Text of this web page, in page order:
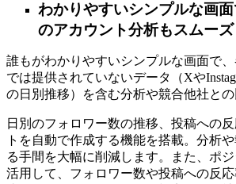
わかりやすいシンプルな画
のアカウント分析もスムーズ
誰もがわかりやすいシンプルな画面で、
では提供されていないデータ（Xや
の日別推移）を含む分析や競合他社との
日別のフォロワー数の推移、投稿への
トを自動で作成する機能を搭載。分析
る手間を大幅に削減します。また、ポ
活用して、フォロワー数や投稿への反